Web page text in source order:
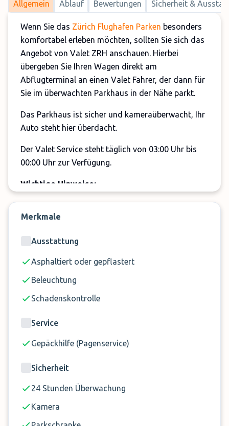
Allgemein Ablauf Bewertungen Sicherheit &
Wenn Sie das Zürich Flughafen Parken besonders
komfortabel erleben möchten, sollten Sie sich das
Angebot von Valet ZRH anschauen. Hierbei
übergeben Sie Ihren Wagen direkt am
Abflugterminal an einen Valet Fahrer, der dann für
Sie im überwachten Parkhaus in der Nähe parkt.
Das Parkhaus ist sicher und kameraüberwacht, Ihr
Auto steht hier überdacht.
Der Valet Service steht täglich von 03:00 Uhr bis
00:00 Uhr zur Verfügung.
Wichtige Hinweise:
Die max. Einfahrthöhe im Parkhaus liegt bei 2,10
m.
Opfikon
Merkmale
Ausstattung
Asphaltiert oder gepflastert
Beleuchtung
Schadenskontrolle
Service
Gepäckhilfe (Pagenservice)
Sicherheit
24 Stunden Überwachung
Kamera